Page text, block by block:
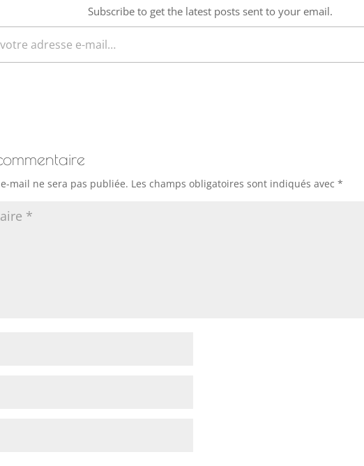
Subscribe to get the latest posts sent to your email.
mail ne sera pas publiée. Les champs obligatoires sont indiqués avec*